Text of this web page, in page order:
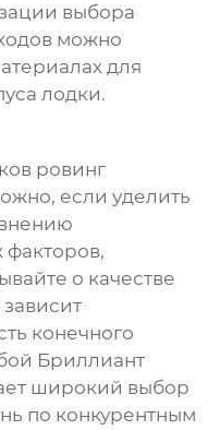
выбора
можно
для
лодки.
ровинг
если уделить
факторов,
о качестве
зависит
конечного
Бриллиант
широкий выбор
по конкурентным